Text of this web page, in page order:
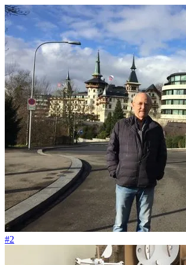
#192
Mit Kompostbestattung finden Körper zurück
#2